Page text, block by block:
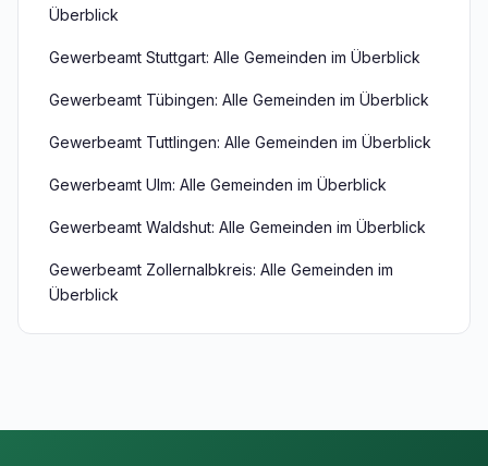
Überblick
Gewerbeamt Stuttgart: Alle Gemeinden im Überblick
Gewerbeamt Tübingen: Alle Gemeinden im Überblick
Gewerbeamt Tuttlingen: Alle Gemeinden im Überblick
Gewerbeamt Ulm: Alle Gemeinden im Überblick
Gewerbeamt Waldshut: Alle Gemeinden im Überblick
Gewerbeamt Zollernalbkreis: Alle Gemeinden im
Überblick